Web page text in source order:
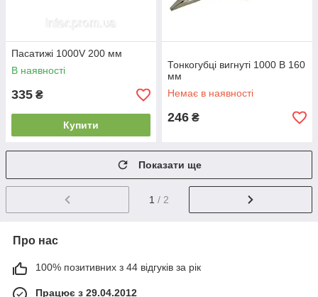
Пасатижі 1000V 200 мм
В наявності
335 ₴
Купити
Тонкогубці вигнуті 1000 В 160
мм
Немає в наявності
246 ₴
Показати ще
1 / 2
Про нас
100% позитивних з 44 відгуків за рік
Працює з 29.04.2012